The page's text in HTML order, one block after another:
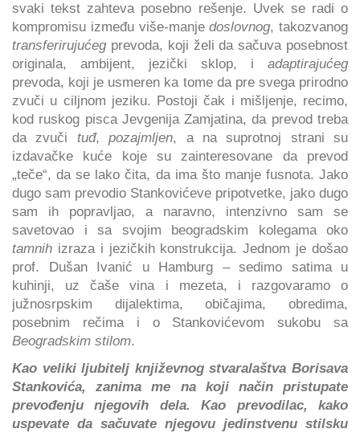
svaki tekst zahteva posebno rešenje. Uvek se radi o
kompromisu između više-manjedoslovnog, takozvanog
transferirujućegprevoda, koji želi da sačuva posebnost
originala, ambijent, jezički sklop, i adaptirajućeg
prevoda, koji je usmeren ka tome da pre svega prirodno
zvuči u ciljnom jeziku. Postoji čak i mišljenje, recimo,
kod ruskog pisca Jevgenija Zamjatina, da prevod treba
da zvuči tuđ,pozajmljen, a na suprotnoj strani su
izdavačke kuće koje su zainteresovane da prevod
„teče“, da se lako čita, da ima što manje fusnota. Jako
dugo sam prevodio Stankovićeve pripotvetke, jako dugo
sam ih popravljao, a naravno, intenzivno sam se
savetovao i sa svojim beogradskim kolegama oko
tamnih izraza i jezičkih konstrukcija. Jednom je došao
prof. Dušan Ivanić u Hamburg – sedimo satima u
kuhinji, uz čaše vina i mezeta, i razgovaramo o
južnosrpskim dijalektima, običajima, obredima,
posebnim rečima i o Stankovićevom sukobu sa
Beogradskim stilom.
Kao veliki ljubitelj književnog stvaralaštva Borisava
Stankovića, zanima me na koji način pristupate
prevođenju njegovih dela. Kao prevodilac, kako
uspevate da sačuvate njegovu jedinstvenu stilsku